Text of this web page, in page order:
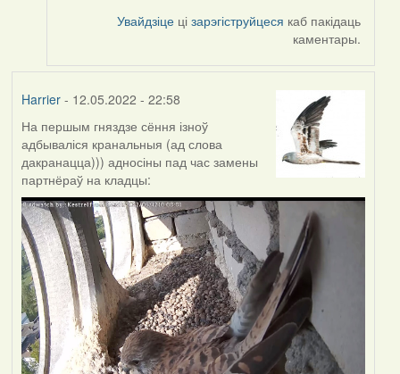
Увайдзіце цізарэгіструйцеся каб пакідаць
каментары.
Harrier- 12.05.2022 - 22:58
На першым гняздзе сёння ізноў
адбываліся кранальныя (ад слова
дакранацца))) адносіны пад час замены
партнёраў на кладцы: